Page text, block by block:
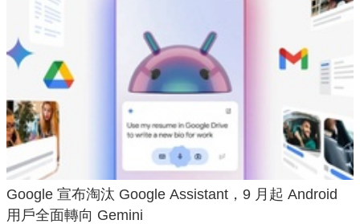
Google 宣布淘汰 Google Assistant，9 月起 Android
用戶全面轉向 Gemini